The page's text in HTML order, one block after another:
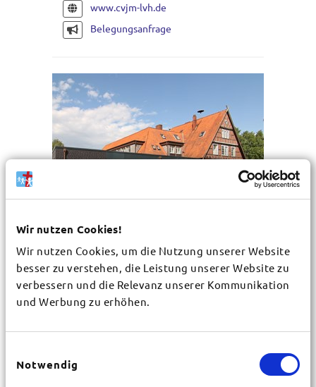
Wir nutzen Cookies!
Wir nutzen Cookies, um die Nutzung unserer Website
besser zu verstehen, die Leistung unserer Website zu
verbessern und die Relevanz unserer Kommunikation
und Werbung zu erhöhen.
Notwendig
www.cvjm-lvh.de
Belegungsanfrage
Missionarisches Zentrum
www.mz-hanstedt.de
29582 Hanstedt 1